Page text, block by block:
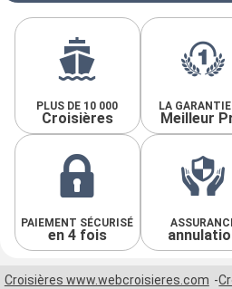
PLUS DE 10 000
Croisières
LA GARANTIE
Meilleur
PAIEMENT SÉCURISÉ
en 4 fois
Croisières www.webcroisieres.com